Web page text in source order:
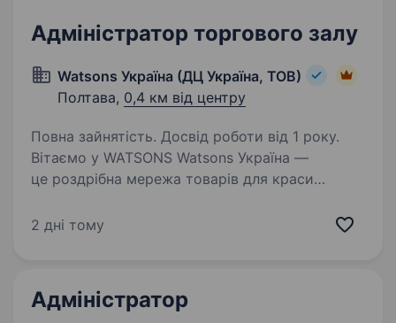
Адміністратор торгового залу
Watsons Україна (ДЦ Україна, ТОВ)
Полтава, 0,4 км від центру
Повна зайнятість. Досвід роботи від 1 року.
Вітаємо у WATSONS Watsons Україна —
це роздрібна мережа товарів для краси
сім'ї A.S. Watson Group: найбільшої у світі
2 дні тому
Адміністратор